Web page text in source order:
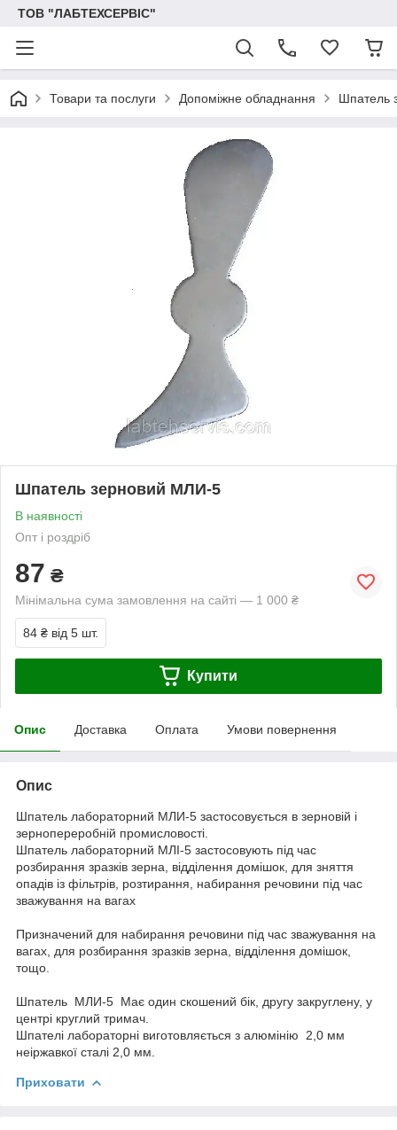
ТОВ "ЛАБТЕХСЕРВІС"
Товари та послуги Допоміжне обладнання Шпатель
Шпатель зерновий МЛИ-5
В наявності
Опт і роздріб
87 ₴
Мінімальна сума замовлення на сайті — 1 000 ₴
84 ₴ від 5 шт.
Купити
Опис Доставка Оплата Умови повернення
Опис
Шпатель лабораторний МЛИ-5 застосовується в зерновій і
зернопереробній промисловості.
Шпатель лабораторний МЛІ-5 застосовують під час
розбирання зразків зерна, відділення домішок, для зняття
опадів із фільтрів, розтирання, набирання речовини під час
зважування на вагах
Призначений для набирання речовини під час зважування на
вагах, для розбирання зразків зерна, відділення домішок,
тощо.
Шпатель МЛИ-5 Має один скошений бік, другу закруглену, у
центрі круглий тримач.
Шпателі лабораторні виготовляється з алюмінію 2,0 мм
неіржавкої сталі 2,0 мм.
Приховати